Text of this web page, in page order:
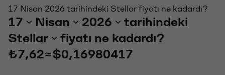
17 Nisan 2026 tarihindeki Stellar fiyatı ne kadardı?
17 Nisan 2026
tarihindeki
Stellar
fiyatı ne kadardı?
₺7,62≈$0,16980417